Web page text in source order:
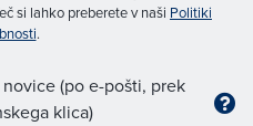
si lahko preberete v naši Politiki
.
(po e-pošti, prek
klica)